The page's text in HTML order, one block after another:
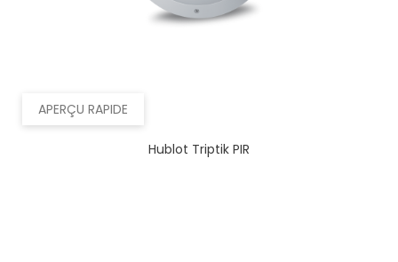
APERÇU RAPIDE
Hublot Triptik PIR